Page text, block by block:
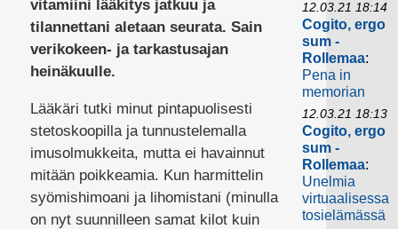
vitamiini lääkitys jatkuu ja
tilannettani aletaan seurata. Sain
verikokeen- ja tarkastusajan
heinäkuulle.
Lääkäri tutki minut pintapuolisesti
stetoskoopilla ja tunnustelemalla
imusolmukkeita, mutta ei havainnut
mitään poikkeamia. Kun harmittelin
syömishimoani ja lihomistani (minulla
on nyt suunnilleen samat kilot kuin
12.03.21 18:14
Cogito, ergo
sum -
Rollemaa:
Pena in
memorian
12.03.21 18:13
Cogito, ergo
sum -
Rollemaa:
Unelmia
virtuaalisessa
tosielämässä